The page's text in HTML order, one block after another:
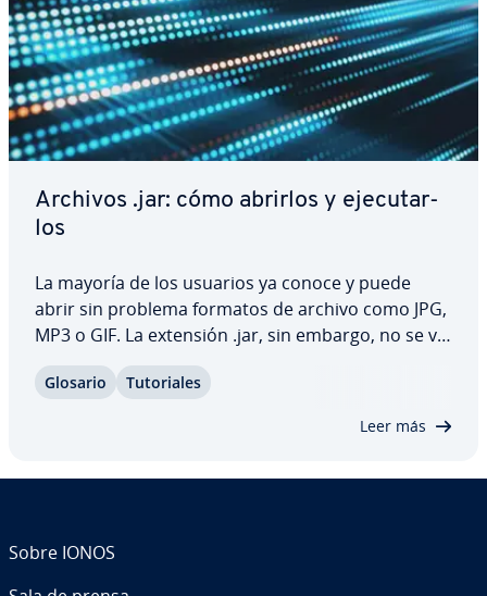
Archivos .jar: cómo abrirlos y eje­cu­tar­
los
La mayoría de los usuarios ya conoce y puede
abrir sin problema formatos de archivo como JPG,
MP3 o GIF. La extensión .jar, sin embargo, no se ve
cia­les para abrir los archivos. Sigue leyendo para
Glosario Tu­to­ria­les
Leer más
Sobre IONOS